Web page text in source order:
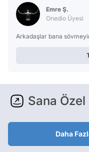
Emre Ş.
Onedio Üyesi
Arkadaşlar bana
Sana
Daha